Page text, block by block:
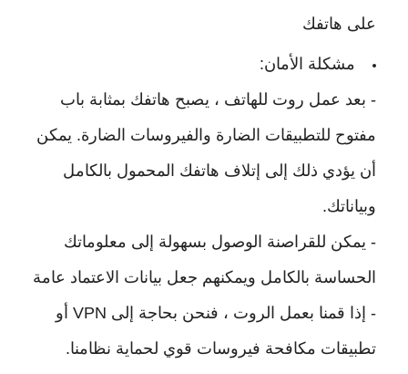
على هاتفك
مشكلة الأمان:
- بعد عمل روت للهاتف ، يصبح هاتفك بمثابة باب
مفتوح للتطبيقات الضارة والفيروسات الضارة. يمكن
أن يؤدي ذلك إلى إتلاف هاتفك المحمول بالكامل
وبياناتك.
- يمكن للقراصنة الوصول بسهولة إلى معلوماتك
الحساسة بالكامل ويمكنهم جعل بيانات الاعتماد عامة
- إذا قمنا بعمل الروت ، فنحن بحاجة إلى VPN أو
تطبيقات مكافحة فيروسات قوي لحماية نظامنا.